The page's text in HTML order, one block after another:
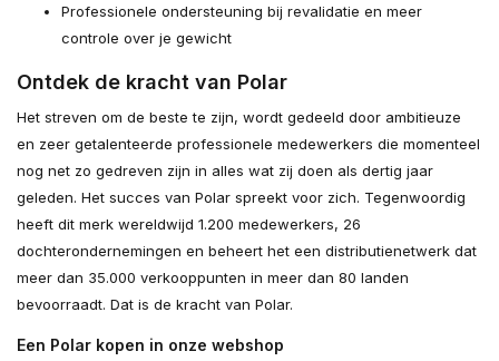
Professionele ondersteuning bij revalidatie en meer
controle over je gewicht
Ontdek de kracht van Polar
Het streven om de beste te zijn, wordt gedeeld door ambitieuze
en zeer getalenteerde professionele medewerkers die momenteel
nog net zo gedreven zijn in alles wat zij doen als dertig jaar
geleden. Het succes van Polar spreekt voor zich. Tegenwoordig
heeft dit merk wereldwijd 1.200 medewerkers, 26
dochterondernemingen en beheert het een distributienetwerk dat
meer dan 35.000 verkooppunten in meer dan 80 landen
bevoorraadt. Dat is de kracht van Polar.
Een Polar kopen in onze webshop